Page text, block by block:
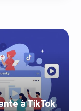
à TikTok